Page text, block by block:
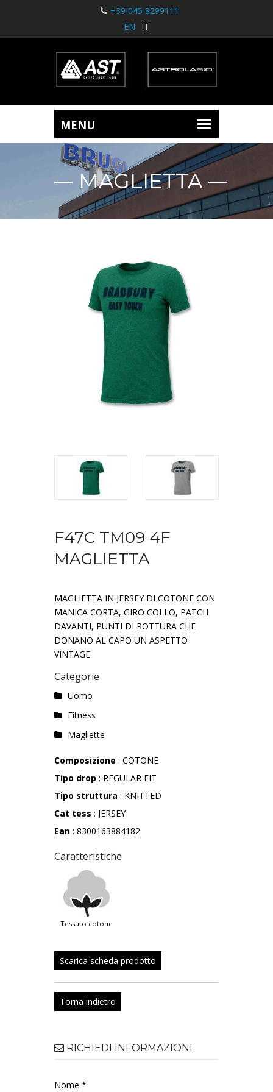
+39 045 8299111
EN
IT
MAGLIETTA
F47C TM09 4F
MAGLIETTA
MAGLIETTA IN JERSEY DI COTONE CON
MANICA CORTA, GIRO COLLO, PATCH
DAVANTI, PUNTI DI ROTTURA CHE
DONANO AL CAPO UN ASPETTO
VINTAGE.
Categorie
Uomo
Fitness
Magliette
Composizione : COTONE
Tipo drop : REGULAR FIT
Tipo struttura : KNITTED
Cat tess : JERSEY
Ean : 8300163884182
Caratteristiche
tessuto cotone
Scarica scheda prodotto
Torna indietro
RICHIEDI INFORMAZIONI
Nome *